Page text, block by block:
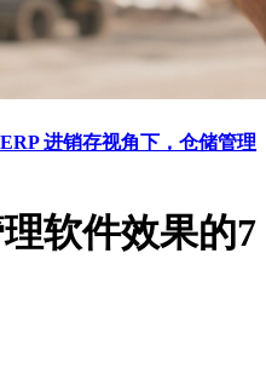
进销存视角下，仓储管理
软件效果的7